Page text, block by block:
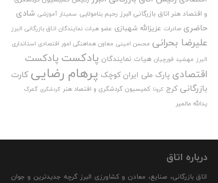
و اقتصاد هنر اتاق بازرگانی البرز رحیم بنامولایی سمینار آموزشی شادی
حاضری صادرات عزیزالله شهبازی عضو هیات نمایندگان اتاق بازرگانی البرز
علیرضا بحرانی محسن امینی معاون هماهنگی امور اقتصادی استانداری
البرز مهشید قورچیان هیات نمایندگان پادکست پادکست
اقتصادی پارک ملی ایران کوچک پرهام رضایی کارت
بازرگانی کرج کرونا کمیسیون گردشگری و اقتصاد هنر گردشگری گمرک
یدالله مالمیر
درباره اتاق
اتاق بازرگانی، صنایع، معادن و کشاورزی البرز گرچه جدیدترین و جوان